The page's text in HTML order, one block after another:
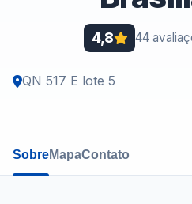
4,8 44
QN 517 E lote 5
SobreMapaContato